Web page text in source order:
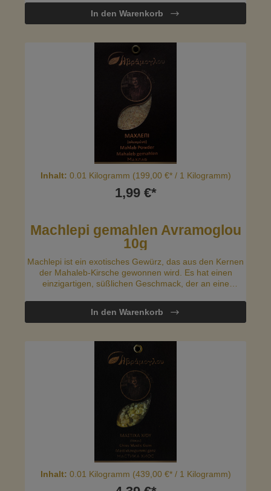
unverwechselbaren Geschmack und ein angenehmes
In den Warenkorb
Inhalt: 0.01 Kilogramm (199,00 €* / 1 Kilogramm)
1,99 €*
Machlepi gemahlen Avramoglou
10g
Machlepi ist ein exotisches Gewürz, das aus den Kernen
der Mahaleb-Kirsche gewonnen wird. Es hat einen
einzigartigen, süßlichen Geschmack, der an eine
verwendet wird.
In den Warenkorb
Inhalt: 0.01 Kilogramm (439,00 €* / 1 Kilogramm)